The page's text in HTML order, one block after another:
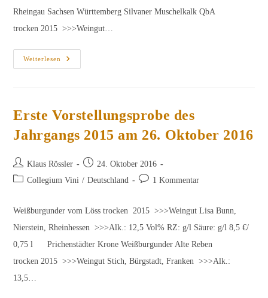
Rheingau Sachsen Württemberg Silvaner Muschelkalk QbA
trocken 2015 >>>Weingut…
Weiterlesen
Zweite
Vorstellungsprobe
10.
November
Erste Vorstellungsprobe des
Jahrgangs 2015 am 26. Oktober 2016
Beitrags-
Autor:
Klaus Rössler
Beitrag
veröffentlicht:
24. Oktober 2016
Beitrags-
Collegium Vini / Deutschland
Beitrags-1 Kommentar
Weißburgunder vom Löss trocken 2015 >>>Weingut Lisa Bunn,
Nierstein, Rheinhessen >>>Alk.: 12,5 Vol% RZ: g/l Säure: g/l 8,5 €/
0,75 l Prichenstädter Krone Weißburgunder Alte Reben
trocken 2015 >>>Weingut Stich, Bürgstadt, Franken >>>Alk.:
13,5…